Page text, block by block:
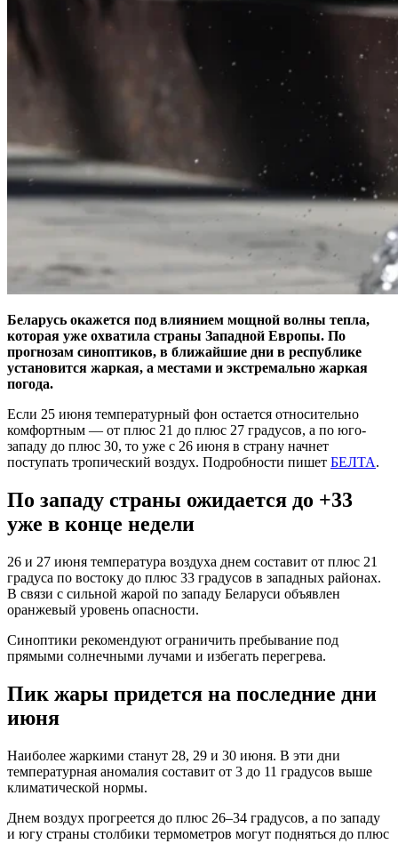
Беларусь окажется под влиянием мощной волны тепла,
которая уже охватила страны Западной Европы. По
прогнозам синоптиков, в ближайшие дни в республике
установится жаркая, а местами и экстремально жаркая
погода.
Если 25 июня температурный фон остается относительно
комфортным — от плюс 21 до плюс 27 градусов, а по юго-
западу до плюс 30, то уже с 26 июня в страну начнет
поступать тропический воздух. Подробности пишет БЕЛТА.
По западу страны ожидается до +33
уже в конце недели
26 и 27 июня температура воздуха днем составит от плюс 21
градуса по востоку до плюс 33 градусов в западных районах.
В связи с сильной жарой по западу Беларуси объявлен
оранжевый уровень опасности.
Синоптики рекомендуют ограничить пребывание под
прямыми солнечными лучами и избегать перегрева.
Пик жары придется на последние дни
июня
Наиболее жаркими станут 28, 29 и 30 июня. В эти дни
температурная аномалия составит от 3 до 11 градусов выше
климатической нормы.
Днем воздух прогреется до плюс 26–34 градусов, а по западу
и югу страны столбики термометров могут подняться до плюс